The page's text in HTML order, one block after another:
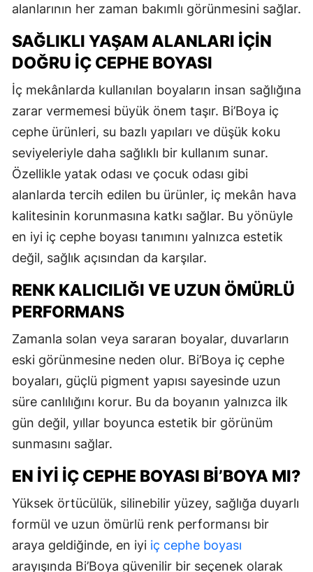
alanlarının her zaman bakımlı görünmesini sağlar.
SAĞLIKLI YAŞAM ALANLARI İÇIN
DOĞRU İÇ CEPHE BOYASI
İç mekânlarda kullanılan boyaların insan sağlığına
zarar vermemesi büyük önem taşır. Bi’Boya iç
cephe ürünleri, su bazlı yapıları ve düşük koku
seviyeleriyle daha sağlıklı bir kullanım sunar.
Özellikle yatak odası ve çocuk odası gibi
alanlarda tercih edilen bu ürünler, iç mekân hava
kalitesinin korunmasına katkı sağlar. Bu yönüyle
en iyi iç cephe boyası tanımını yalnızca estetik
değil, sağlık açısından da karşılar.
RENK KALICILIĞI VE UZUN ÖMÜRLÜ
PERFORMANS
Zamanla solan veya sararan boyalar, duvarların
eski görünmesine neden olur. Bi’Boya iç cephe
boyaları, güçlü pigment yapısı sayesinde uzun
süre canlılığını korur. Bu da boyanın yalnızca ilk
gün değil, yıllar boyunca estetik bir görünüm
sunmasını sağlar.
EN İYI İÇ CEPHE BOYASI BI’BOYA MI?
Yüksek örtücülük, silinebilir yüzey, sağlığa duyarlı
formül ve uzun ömürlü renk performansı bir
araya geldiğinde, en iyi iç cephe boyası
arayışında Bi’Boya güvenilir bir seçenek olarak